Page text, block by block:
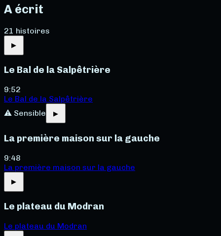
A écrit
21 histoires
▶
Le Bal de la Salpêtrière
9:52
Le Bal de la Salpêtrière
⚠ Sensible
▶
La première maison sur la gauche
9:48
La première maison sur la gauche
▶
Le plateau du Modran
Le plateau du Modran